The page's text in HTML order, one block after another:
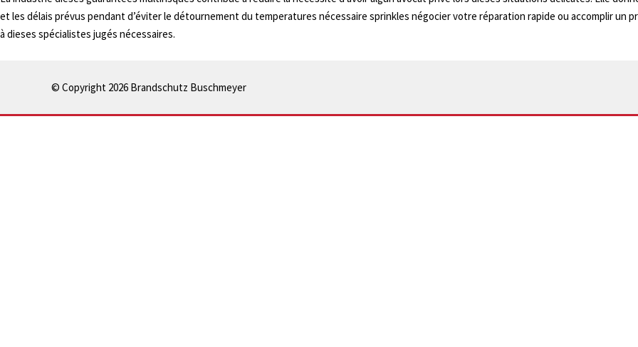
et les délais prévus pendant d’éviter le détournement du temperatures nécessaire sprinkles négocier votre réparation rapide ou accomplir un
à dieses spécialistes jugés nécessaires.
© Copyright 2026 Brandschutz Buschmeyer